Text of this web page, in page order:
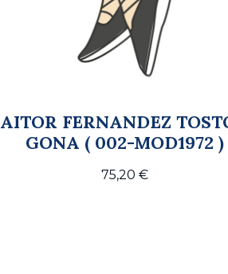
AITOR FERNANDEZ
GONA ( 002-MOD1972 )
75,20 €